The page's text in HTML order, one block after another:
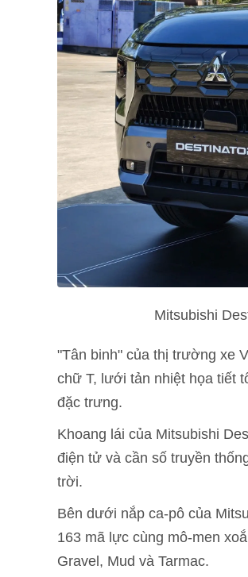
Mitsubishi
"Tân binh" của thị trường xe
chữ T, lưới tản nhiệt họa tiết
đặc trưng.
Khoang lái của Mitsubishi
điện tử và cần số truyền
trời.
Bên dưới nắp ca-pô của
163 mã lực cùng mô-men
Gravel, Mud và Tarmac.